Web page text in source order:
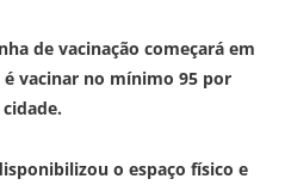
de vacinação começará em
vacinar no mínimo 95 por
o espaço físico e